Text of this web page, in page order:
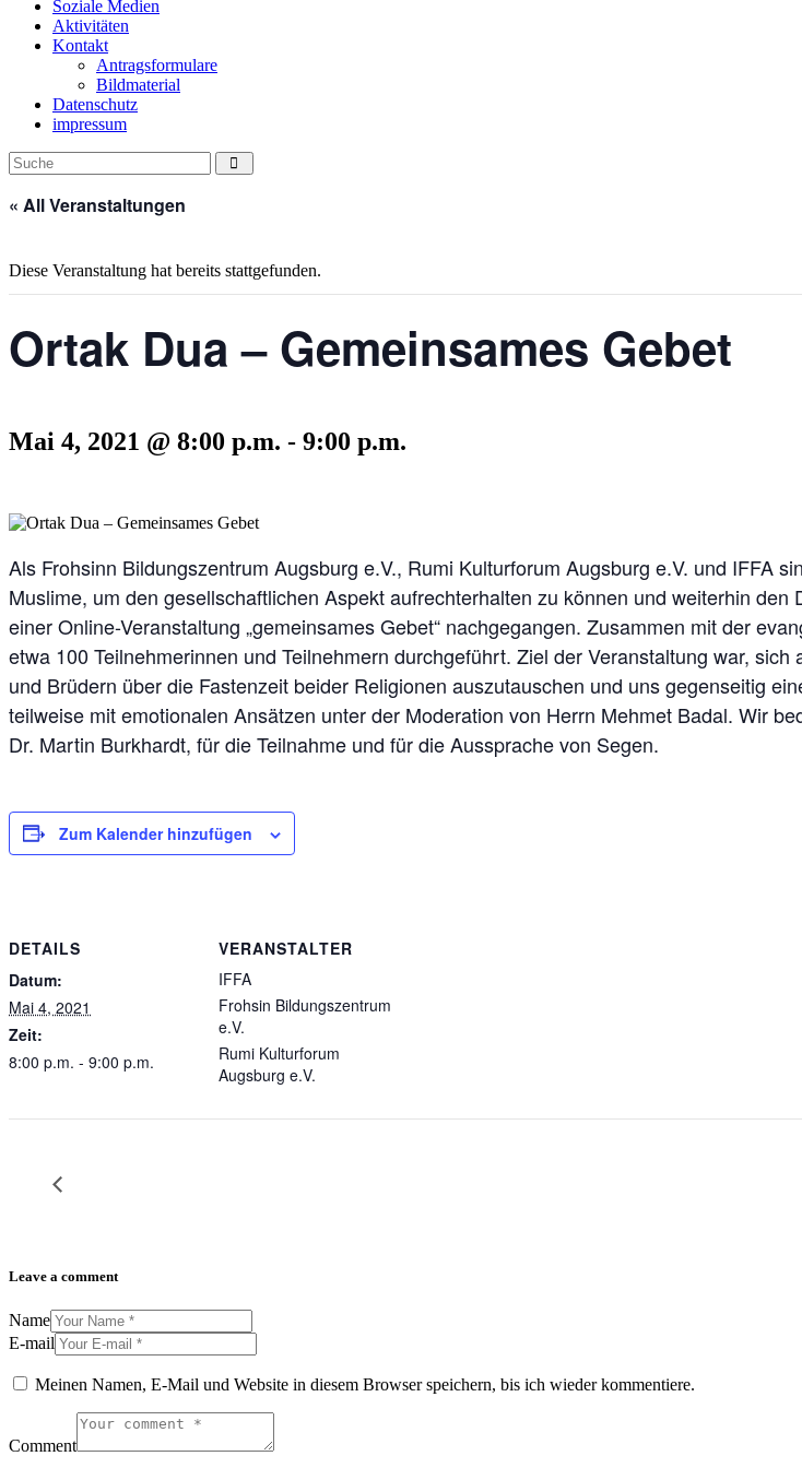
Soziale Medien
Aktivitäten
Kontakt
Antragsformulare
Bildmaterial
Datenschutz
impressum
« All Veranstaltungen
Diese Veranstaltung hat bereits stattgefunden.
Ortak Dua – Gemeinsames Gebet
Mai 4, 2021 @ 8:00 p.m. - 9:00 p.m.
Als Frohsinn Bildungszentrum Augsburg e.V., Rumi Kulturforum Augsburg e.V. und IFFA
Muslime, um den gesellschaftlichen Aspekt aufrechterhalten zu können und weiterhin
einer Online-Veranstaltung „gemeinsames Gebet“ nachgegangen. Zusammen mit der
etwa 100 Teilnehmerinnen und Teilnehmern durchgeführt. Ziel der Veranstaltung war,
und Brüdern über die Fastenzeit beider Religionen auszutauschen und uns gegenseitig
teilweise mit emotionalen Ansätzen unter der Moderation von Herrn Mehmet Badal. Wir
Dr. Martin Burkhardt, für die Teilnahme und für die Aussprache von Segen.
Zum Kalender hinzufügen
DETAILS
Datum:
Mai 4, 2021
Zeit:
8:00 p.m. - 9:00 p.m.
VERANSTALTER
IFFA
Frohsin Bildungszentrum
e.V.
Rumi Kulturforum
Augsburg e.V.
Leave a comment
Name
E-mail
Meinen Namen, E-Mail und Website in diesem Browser speichern, bis ich wieder kommentiere.
Comment